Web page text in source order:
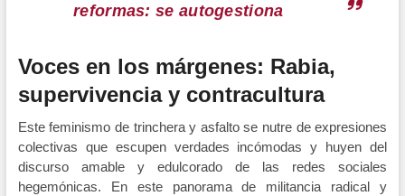
reformas: se autogestiona
Voces en los márgenes: Rabia,
supervivencia y contracultura
Este feminismo de trinchera y asfalto se nutre de expresiones
colectivas que escupen verdades incómodas y huyen del
discurso amable y edulcorado de las redes sociales
hegemónicas. En este panorama de militancia radical y